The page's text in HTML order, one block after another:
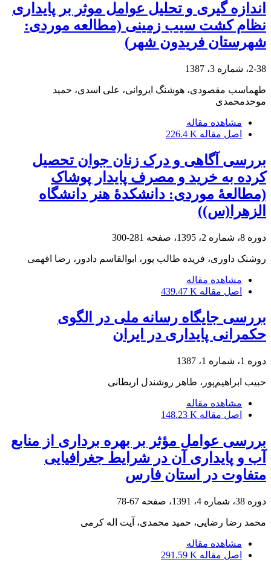
اندازه گیری و تحلیل عوامل موثر بر پایداری
نظام کشت سیب زمینی (مطالعه موردی:
شهرستان فریدون شهر)
2-38، شماره 3، 1387
طهماسب مقصودی، هوشنگ ایروانی، علی اسدی، حمید
موحدمحمدی
مشاهده مقاله
اصل مقاله 226.4 K
بررسی آگاهی و درک زنان جوان تحصیل
کرده به خرید و مصرف پایدار پوشاک
(مطالعۀ موردی: دانشکدۀ هنر دانشگاه
الزهرا(س))
دوره 8، شماره 2، 1395، صفحه 281-300
روشنک داوری، فریده طالب پور، ابوالقاسم دادور، رضا افهمی
مشاهده مقاله
اصل مقاله 439.47 K
بررسی جایگاه رسانه ملی در الگوی
حکمرانی پایداری در ایران
دوره 1، شماره 1، 1387
حبیب ابراهیم‌پور، طاهر روشندل اربطانی
مشاهده مقاله
اصل مقاله 148.23 K
بررسی عوامل مؤثر بر بهره برداری از منابع
آب و پایداری آن در شرایط جغرافیایی
متفاوت در استان فارس
دوره 38، شماره 4، 1391، صفحه 67-78
محمد رضا رضایی، حمید محمدی، آیت اله کرمی
مشاهده مقاله
اصل مقاله 291.59 K